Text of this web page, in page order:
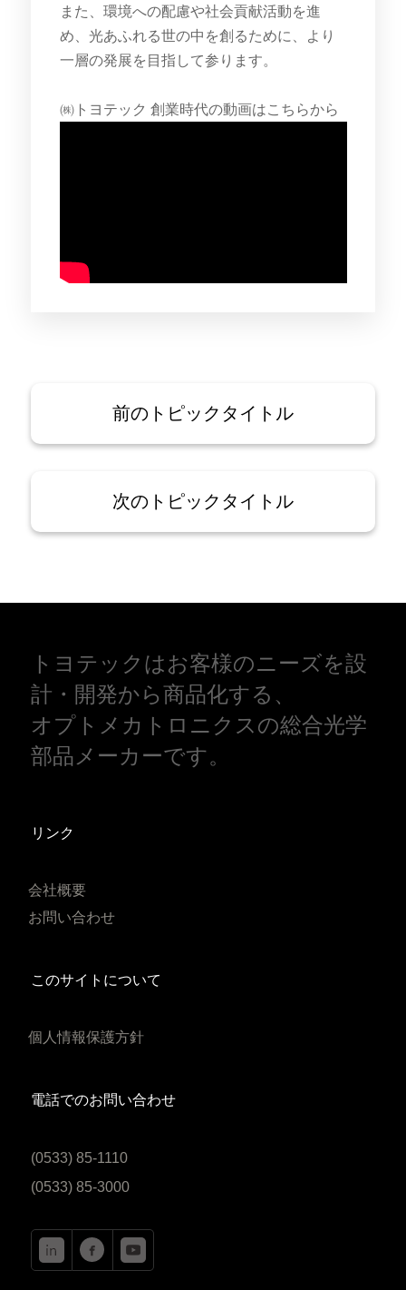
また、環境への配慮や社会貢献活動を進
め、光あふれる世の中を創るために、より
一層の発展を目指して参ります。
㈱トヨテック 創業時代の動画はこちらから
前のトピックタイトル
次のトピックタイトル
トヨテックはお客様のニーズを設
計・開発から商品化する、
オプトメカトロニクスの総合光学
部品メーカーです。
リンク
会社概要
お問い合わせ
このサイトについて
個人情報保護方針
電話でのお問い合わせ
(0533) 85-1110
(0533) 85-3000